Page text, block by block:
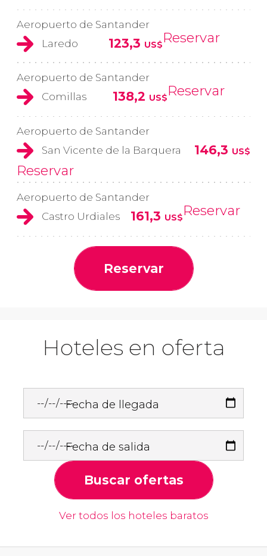
Aeropuerto de Santander
Laredo
123,3 US$Reservar
Aeropuerto de Santander
Comillas
138,2 US$Reservar
Aeropuerto de Santander
San Vicente de la Barquera
146,3 US$
Reservar
Aeropuerto de Santander
Castro Urdiales
161,3 US$Reservar
Reservar
Hoteles en oferta
Fecha de llegada
Fecha de salida
Buscar ofertas
Ver todos los hoteles baratos